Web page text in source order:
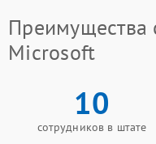
Преимущества
Microsoft
10
сотрудников в штате